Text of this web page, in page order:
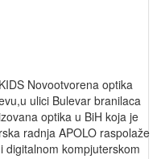
Novootvorena optika
ulici Bulevar branilaca
optika u BiH koja je
radnja APOLO raspolaže
digitalnom kompjuterskom